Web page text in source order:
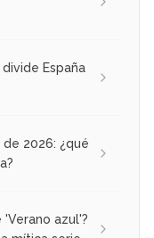
España
2026: ¿qué
azul'?